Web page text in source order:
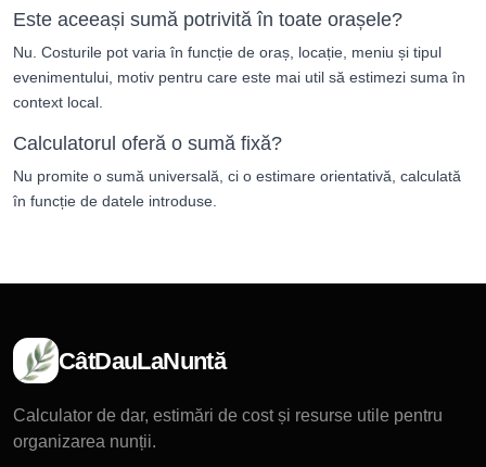
Este aceeași sumă potrivită în toate orașele?
Nu. Costurile pot varia în funcție de oraș, locație, meniu și tipul
evenimentului, motiv pentru care este mai util să estimezi suma în
context local.
Calculatorul oferă o sumă fixă?
Nu promite o sumă universală, ci o estimare orientativă, calculată
în funcție de datele introduse.
CâtDauLaNuntă
Calculator de dar, estimări de cost și resurse utile pentru
organizarea nunții.